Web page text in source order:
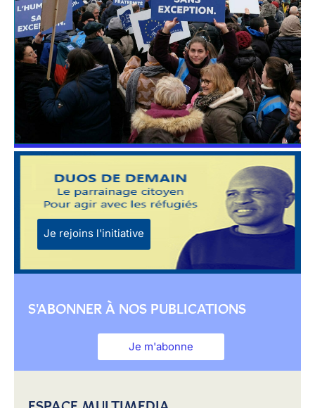
Je rejoins l'initiative
S'ABONNER À NOS PUBLICATIONS
Je m'abonne